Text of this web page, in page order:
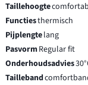
Taillehoogte
Functiesthermisch
Pijplengtelang
PasvormRegular fit
Onderhoudsadvies
Tailleband